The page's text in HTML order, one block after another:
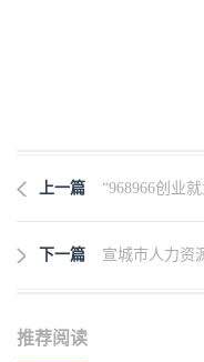
上一篇 “968966创业
下一篇 宣城市人力资
推荐阅读